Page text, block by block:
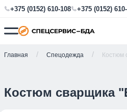
+375 (0152) 610-108 +375 (0152)
Главная Спецодежда Костюм
Костюм сварщика